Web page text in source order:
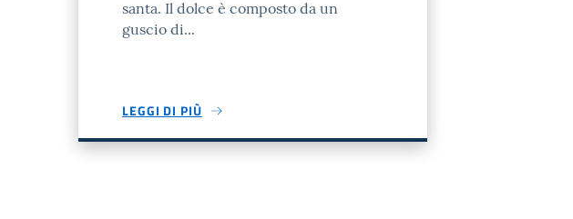
santa. Il dolce è composto da un
guscio di...
LEGGI DI PIÙ